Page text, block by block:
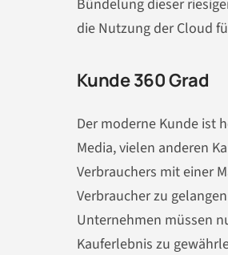
Bündelung dieser
die Nutzung der Cloud
Kunde 360 Grad
Der moderne Kunde ist
Media, vielen anderen
Verbrauchers mit einer
Verbraucher zu
Unternehmen müssen
Kauferlebnis zu